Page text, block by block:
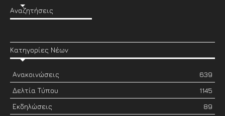
Αναζητήσεις
Κατηγορίες Νέων
Ανακοινώσεις
639
Δελτία Τύπου
1145
Εκδηλώσεις
89